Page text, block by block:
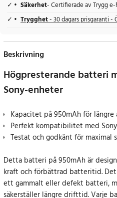
Säkerhet- Certifierade av Trygg
Trygghet- 30 dagars prisgaranti -
Beskrivning
Högpresterande batteri
Sony-enheter
Kapacitet på 950mAh för
Perfekt kompatibilitet med
Testat och godkänt för maximal
Detta batteri på 950mAh är
kraft och förbättrad batteritid.
ett gammalt eller defekt batteri,
säkerställer längre drifttid. Varje